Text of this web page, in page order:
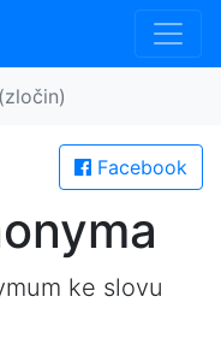
Facebook
ke slovu